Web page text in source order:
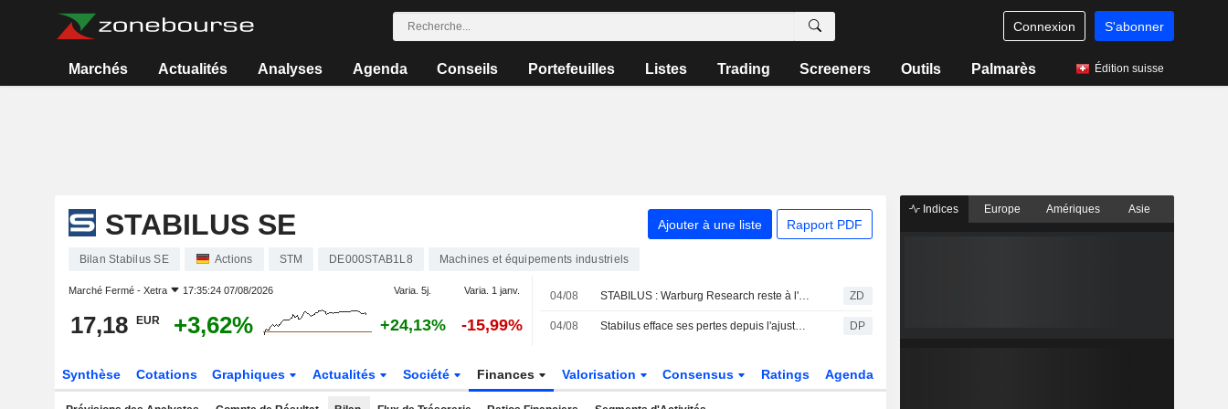
Connexion S'abonner
Marchés Actualités Analyses Agenda Conseils Portefeuilles Listes Trading Screeners Outils Palmarès Édition suisse
STABILUS SE Ajouter à une liste Rapport PDF
Bilan Stabilus SE Actions STM DE000STAB1L8 Machines et équipements industriels
Marché Fermé - Xetra 17:35:24 07/08/2026 Varia. 5j. Varia. 1 janv.
17,18 EUR +3,62% +24,13% -15,99%
04/08 STABILUS : Warburg Research reste à l'achat ZD
04/08 Stabilus efface ses pertes depuis l'ajustement de ses prévisions DP
Synthèse Cotations Graphiques Actualités Société Finances Valorisation Consensus Ratings Agenda
Indices Europe Amériques Asie